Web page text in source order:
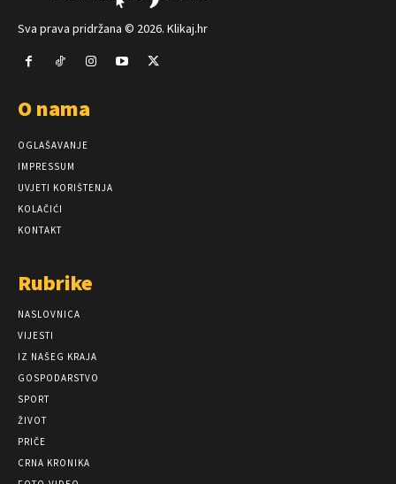
Sva prava pridržana © 2026. Klikaj.hr
O nama
OGLAŠAVANJE
IMPRESSUM
UVJETI KORIŠTENJA
KOLAČIĆI
KONTAKT
Rubrike
NASLOVNICA
VIJESTI
IZ NAŠEG KRAJA
GOSPODARSTVO
SPORT
ŽIVOT
PRIČE
CRNA KRONIKA